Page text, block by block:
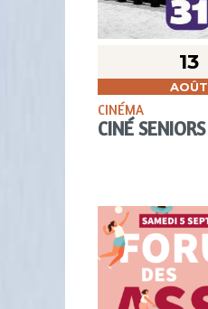
13
AOÛT
CINÉMA
CINÉ SENIORS